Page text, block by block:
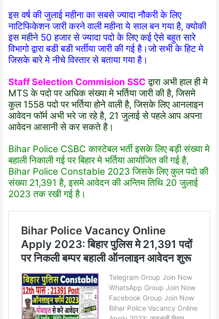
इस वर्ष की जुलाई महीना का सबसे ज्यादा नौकरी के लिए
नाटिफिकेशन जारी करने वाली महीना ये साल बन गया है, क्योकी
इस महीने 50 हजार से ज्यादा पदो के लिए कई ऐसे बहुत सारे
विभागो द्वारा बडी बडी भर्तीया जारी की गई है।जो सभी के हिट मे
जिसके बारे मे नीचे विस्तार से बताया गया है।
Staff Selection Commision SSC द्वारा अभी हाल ही मे
MTS के पदो पर अधिक संख्या मे भर्तिया जारी की है, जिसमे
कुल 1558 पदो पर भर्तिया होने वाली है, जिसके लिए आनलाइन
आवेदन फॉर्म अभी भरे जा रहे है, 21 जुलाई से पहले आप अपना
आवेदन आसानी से कर सकते है।
Bihar Police CSBC कास्टेबल भर्ती इसके लिए बड़ी संख्या मे
बहाली निकाली गई पर बिहार मे भर्तिया आयोजित की गई है,
Bihar Police Constable 2023 जिसके लिए कुल पदो की
संख्या 21,391 है, इसमे आवेदन की अन्तिम तिथि 20 जुलाई
2023 तक रखी गई है।